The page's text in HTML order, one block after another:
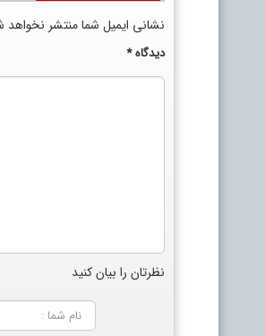
نشانی ایمیل شما منتشر نخواهد
دیدگاه*
نظرتان را بیان کنید